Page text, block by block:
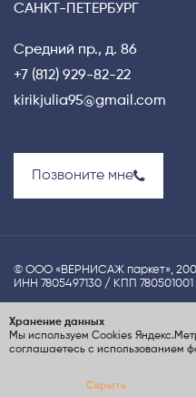
САНКТ-ПЕТЕРБУРГ
Средний пр., д. 86
+7 (812) 929-82-22
kirikjulia95@gmail.com
Позвоните мне
© ООО «ВЕРНИСАЖ паркет»,
ИНН 7805497130 / КПП 780501001
UX-проектирование сайта Nina
Хранение данных
Мы используем Cookies
соглашаетесь с использованием
Скрыть